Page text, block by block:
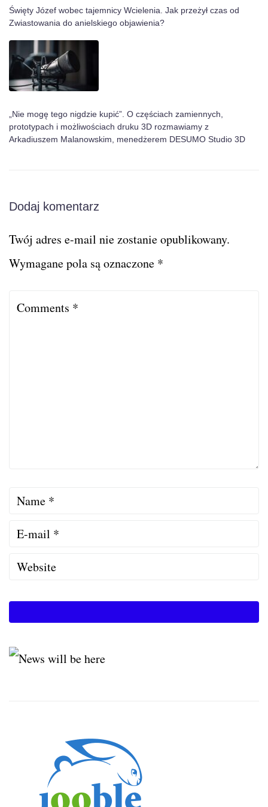
Święty Józef wobec tajemnicy Wcielenia. Jak przeżył czas od
Zwiastowania do anielskiego objawienia?
„Nie mogę tego nigdzie kupić”. O częściach zamiennych,
prototypach i możliwościach druku 3D rozmawiamy z
Arkadiuszem Malanowskim, menedżerem DESUMO Studio 3D
Dodaj komentarz
Twój adres e-mail nie zostanie opublikowany.
Wymagane pola są oznaczone *